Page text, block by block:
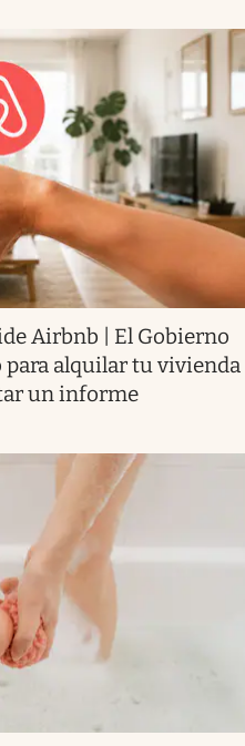
Airbnb | El Gobierno
para alquilar tu vivienda
un informe